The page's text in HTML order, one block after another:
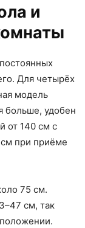
и
Для четырёх
модель
больше, удобен
от 140 см с
при приёме
75 см.
см, так